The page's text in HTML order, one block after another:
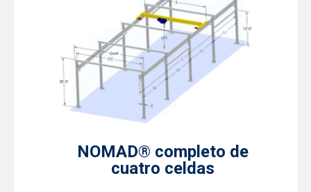
NOMAD® completo de
cuatro celdas